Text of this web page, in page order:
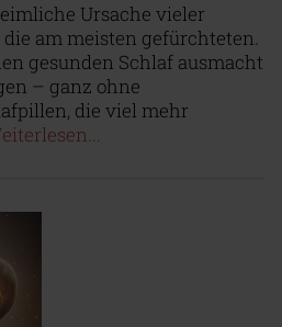
Ursache vieler
am meisten gefürchteten.
gesunden Schlaf ausmacht
– ganz ohne
die viel mehr